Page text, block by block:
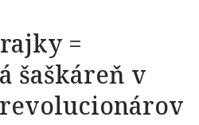
=
šaškáreň v